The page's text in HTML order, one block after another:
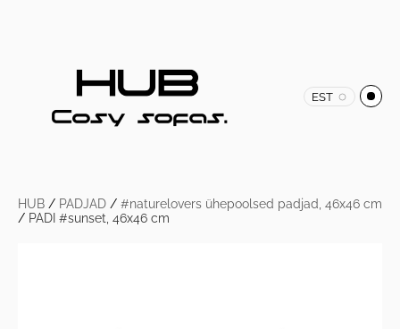
EST
HUB / PADJAD / #naturelovers ühepoolsed padjad, 46x46 cm
/ PADI #sunset, 46x46 cm